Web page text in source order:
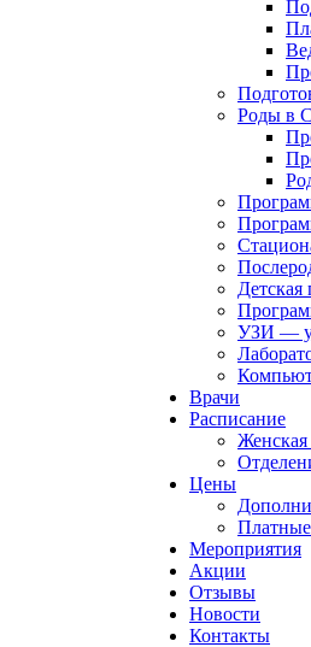
Роды в
УЗИ —
Врачи
Расписание
Женская
Цены
Мероприятия
Акции
Отзывы
Новости
Контакты